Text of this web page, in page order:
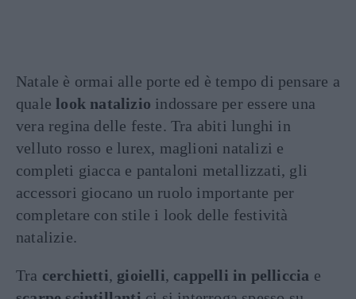
Natale è ormai alle porte ed è tempo di pensare a
quale look natalizio indossare per essere una
vera regina delle feste. Tra abiti lunghi in
velluto rosso e lurex, maglioni natalizi e
completi giacca e pantaloni metallizzati, gli
accessori giocano un ruolo importante per
completare con stile i look delle festività
natalizie.
Tra cerchietti, gioielli, cappelli in pelliccia e